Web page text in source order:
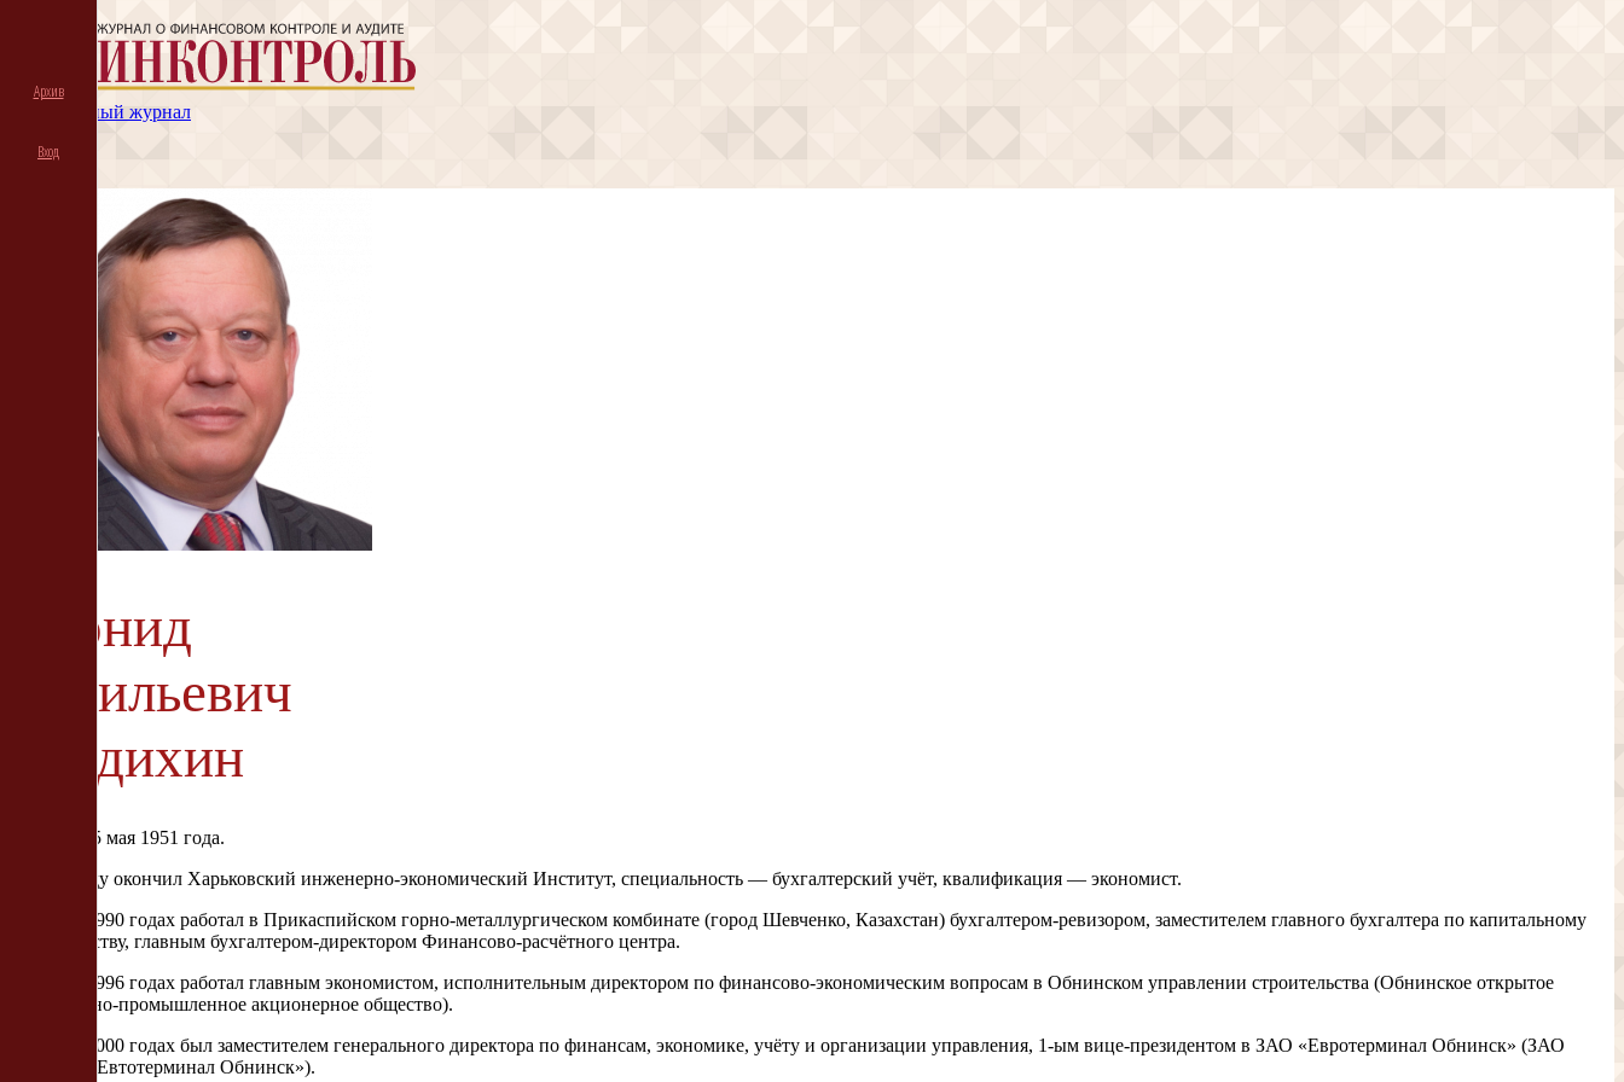
Архив
Вход
Электронный журнал
Подписка
Леонид
Васильевич
Бредихин
Родился 25 мая 1951 года.
В 1975 году окончил Харьковский инженерно-экономический Институт, специальность — бухгалтерский учёт, квалификация — экономист.
В 1975—1990 годах работал в Прикаспийском горно-металлургическом комбинате (город Шевченко, Казахстан) бухгалтером-ревизором, заместителем главного бухгалтера по капитальному
строительству, главным бухгалтером-директором Финансово-расчётного центра.
В 1990—1996 годах работал главным экономистом, исполнительным директором по финансово-экономическим вопросам в Обнинском управлении строительства (Обнинское открытое
строительно-промышленное акционерное общество).
В 1996—2000 годах был заместителем генерального директора по финансам, экономике, учёту и организации управления, 1-ым вице-президентом в ЗАО «Евротерминал Обнинск» (ЗАО
«Холдинг Евтотерминал Обнинск»).